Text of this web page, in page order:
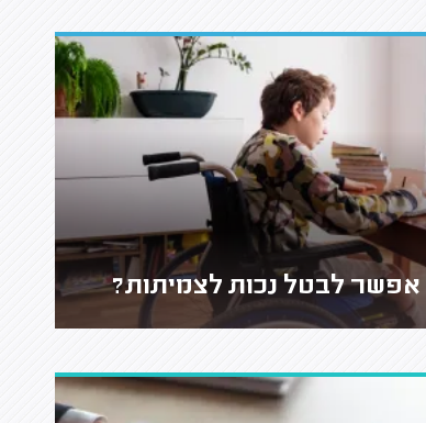
לבטל נכות לצמיתות?